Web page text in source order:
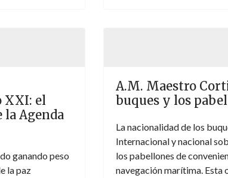
XXI: el
la Agenda
ganando peso
la paz
A.M. Maestro
buques y los
La nacionalidad de los
Internacional y nacional
los pabellones de
navegación marítima. Esta